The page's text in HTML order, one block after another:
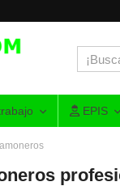
EPIS